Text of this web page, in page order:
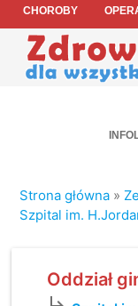
CHOROBY
Strona główna »
Szpital im.
Oddział